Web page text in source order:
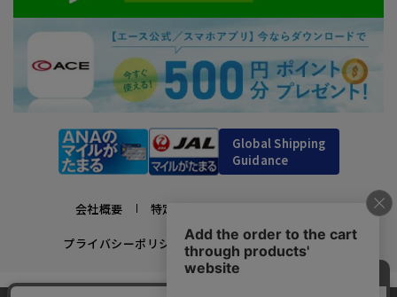
Global Shipping
Guidance
会社概要 特定商取引法に基づく表示
プライバシーポリシー 利用規約 採用情報